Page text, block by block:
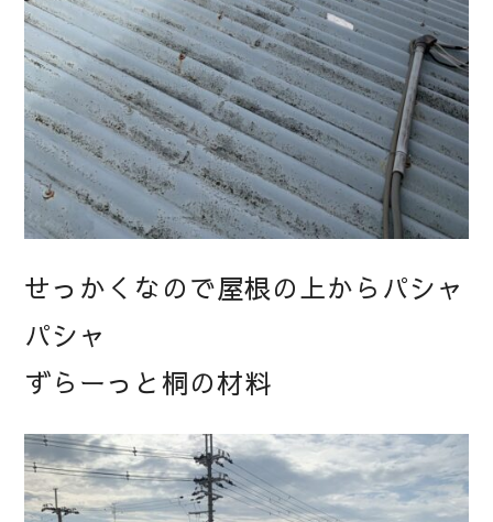
せっかくなので屋根の上からパシャ
パシャ
ずらーっと桐の材料